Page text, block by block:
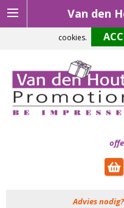
Van den
Advies nodig?
Om onze website optimaal te
cookies.